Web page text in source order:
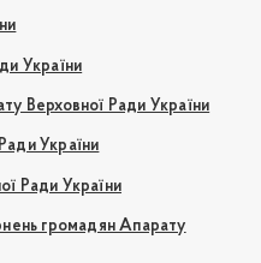
України
Верховної Ради України
України
Ради України
громадян Апарату